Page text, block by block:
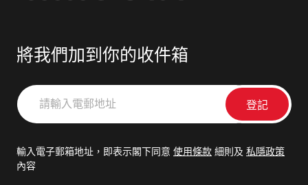
將我們加到你的收件箱
請
輸
郵
輸入電子郵箱地址，即表示閣下同意 使用條款 細則及 私隱政策
內容